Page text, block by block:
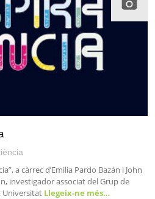
a càrrec d’Emilia Pardo Bazán i John
investigador associat del Grup de
Universitat Llegeix-ne més…